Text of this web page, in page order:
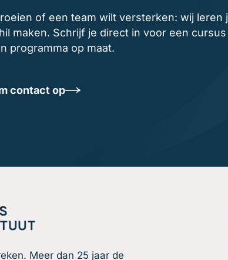
of een team wilt versterken: wij leren
maken. Schrijf je direct in voor een
programma op maat.
contact op
Meer dan 25 jaar de